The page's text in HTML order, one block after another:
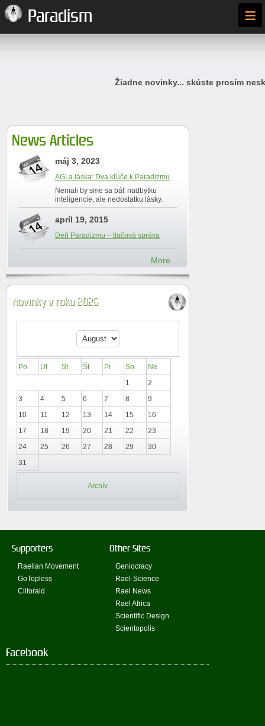
Paradism ≡
Žiadne novinky... skúste prosím
News Articles
máj 3, 2023
AGI a láska: Dva kľúče k Paradizmu
Nemali by sme sa báť nadbytku
inteligencie, ale nedostatku lásky.
apríl 19, 2015
Deň Paradizmu – tlačová správa
More...
Novinky v roku 2026
Po Ut St Št Pi So
Ne
1
2
3
4 5 6 7 8
9
10
11 12 13 14 15
16
17
18 19 20 21 22
23
24
25 26 27 28 29
30
31
Archív
Supporters
Raelian Movement
GoTopless
Clitoraid
Other Sites
Geniocracy
Rael-Science
Rael News
Rael Africa
Scientific Design
Scientopolis
Facebook